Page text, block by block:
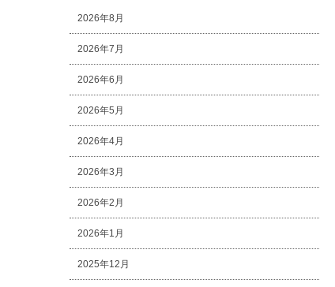
2026年8月
2026年7月
2026年6月
2026年5月
2026年4月
2026年3月
2026年2月
2026年1月
2025年12月